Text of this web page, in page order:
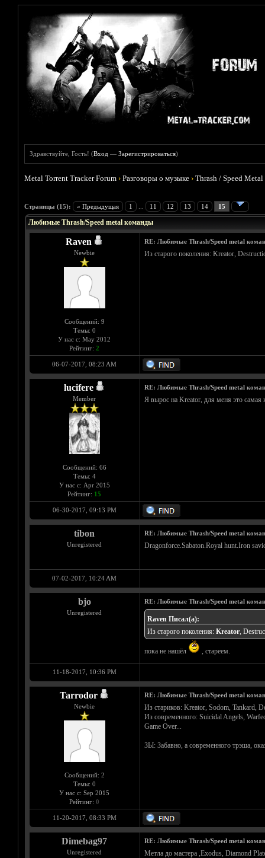
Здравствуйте, Гость! (Вход —Зарегистрироваться)
Metal Torrent Tracker Forum ›Разговоры о музыке ›Thrash / Speed Metal
Страницы (15): « Предыдущая 1 11 12 13 14 15
Голосов: 7 - Средняя оценка: 5
1
2
3
4
5
Любимые Thrash/Speed metal команды
Raven
Newbie
Сообщений: 9
Темы: 0
У нас с: May 2012
Рейтинг: 2
RE: Любимые Thrash/Speed metal
Из старого поколения: Kreator,
06-07-2017, 08:23 AM
lucifere
Member
Сообщений: 66
Темы: 4
У нас с: Apr 2015
Рейтинг: 15
RE: Любимые Thrash/Speed metal
Я вырос на Kreator, для меня это самая
06-30-2017, 09:13 PM
tibon
Unregistered
RE: Любимые Thrash/Speed metal
Dragonforce.Sabaton.Royal hunt.Iron
07-02-2017, 10:24 AM
bjo
Unregistered
RE: Любимые Thrash/Speed metal
Raven Писал(а):
Из старого поколения: Kreator,
пока не нашёл , стареем.
11-18-2017, 10:36 PM
Tarrodor
Newbie
Сообщений: 2
Темы: 0
У нас с: Sep 2015
Рейтинг: 0
RE: Любимые Thrash/Speed metal
Из стариков: Kreator, Sodom, Tankard,
Из современного: Suicidal Angels,
Game Over...
ЗЫ: Забавно, а современного трэша,
11-20-2017, 08:33 PM
Dimebag97
Unregistered
RE: Любимые Thrash/Speed metal
Метла до мастера ,Exodus, Diamond